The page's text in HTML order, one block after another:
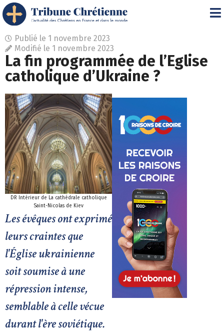
Publié le 1 novembre 2023
Modifié le 1 novembre 2023
La fin programmée de l’Eglise
catholique d’Ukraine ?
DR Intérieur de La cathédrale catholique
Saint-Nicolas de Kiev
Les évêques ont exprimé
leurs craintes que
l'Église ukrainienne
soit soumise à une
répression intense,
semblable à celle vécue
durant l'ère soviétique.